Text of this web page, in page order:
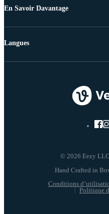
En Savoir Davantage
© 2026 Eezy
Conditions
Politique
Langues